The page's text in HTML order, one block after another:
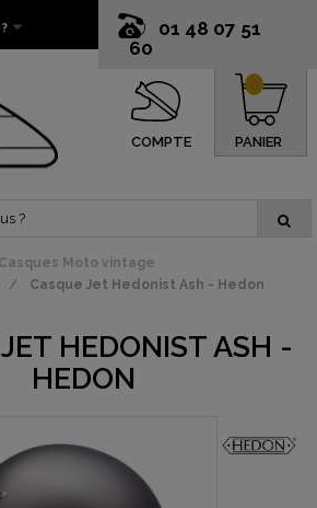
01 48 07 51
60
COMPTE PANIER
0
Casques Moto vintage
Casque Jet Hedonist Ash - Hedon
HEDONIST ASH -
HEDON